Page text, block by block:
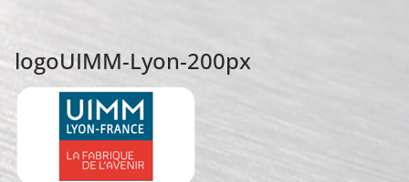
logoUIMM-Lyon-200px